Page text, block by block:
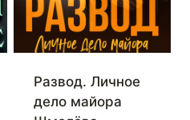
Развод. Личное
дело майора